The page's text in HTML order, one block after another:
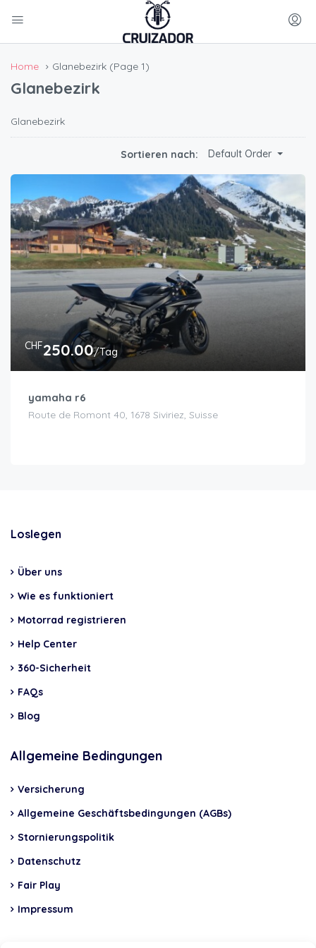
Home Glanebezirk (Page 1)
Glanebezirk
Glanebezirk
Sortieren nach: Default Order
CHF250.00/Tag
yamaha r6
Route de Romont 40, 1678 Siviriez, Suisse
Loslegen
Über uns
Wie es funktioniert
Motorrad registrieren
Help Center
360-Sicherheit
FAQs
Blog
Allgemeine Bedingungen
Versicherung
Allgemeine Geschäftsbedingungen (AGBs)
Stornierungspolitik
Datenschutz
Fair Play
Impressum